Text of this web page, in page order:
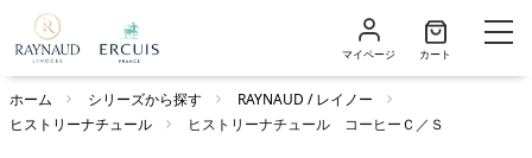
マイページ カート
ホーム シリーズから探す
RAYNAUD / レイノー
ヒストリーナチュール
ヒストリーナチュール コーヒーＣ／Ｓ